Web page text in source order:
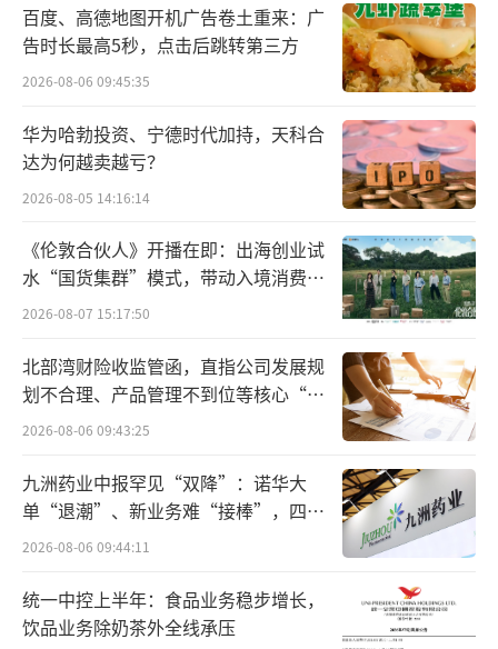
值得一提的是，除了上述两大核心业务之
外，其他品类也是农夫山泉发力的重要方向。
等其他非水饮料类别将成为农夫山泉新的收入
及利润增长驱动力”。
而中金公司更是预计农夫山泉的果汁业务
在下半年将延续上半年增速，全年收入同比超
过20%增长，主要由水溶C100产品带动，NFC
从市场层面来看，农夫山泉上半年通过山
姆会员商店推出的咖啡系列，以及新上市的有
糖茶“冰茶”市场反馈均比较好，这也为农夫
山泉在两大核心业务之外注入新的增长动力。
除此之外，在2025年，原料端的成本下
行，也给农夫山泉在盈利能力方面带来了更大
的空间。
百度、高德地图开机广告卷土重来：广
告时长最高5秒，点击后跳转第三方
2026-08-06 09:45:35
华为哈勃投资、宁德时代加持，天科合
达为何越卖越亏？
2026-08-05 14:16:14
《伦敦合伙人》开播在即：出海创业试
水“国货集群”模式，带动入境消费反
向种草
2026-08-07 15:17:50
北部湾财险收监管函，直指公司发展规
划不合理、产品管理不到位等核心“痛
点”
2026-08-06 09:43:25
九洲药业中报罕见“双降”：诺华大
单“退潮”、新业务难“接棒”，四大
难关待闯
2026-08-06 09:44:11
统一中控上半年：食品业务稳步增长，
饮品业务除奶茶外全线承压